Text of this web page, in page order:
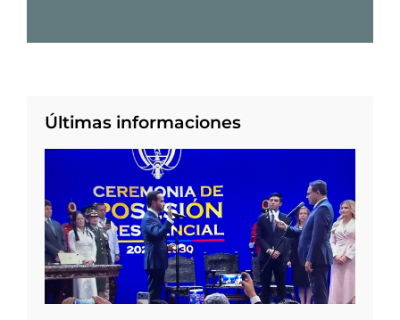
Últimas informaciones